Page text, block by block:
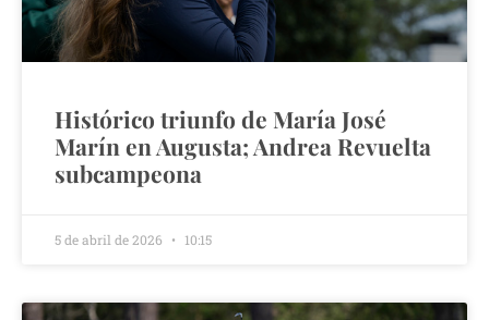
Histórico triunfo de María José
Marín en Augusta; Andrea Revuelta
subcampeona
5 de abril de 2026 10:15